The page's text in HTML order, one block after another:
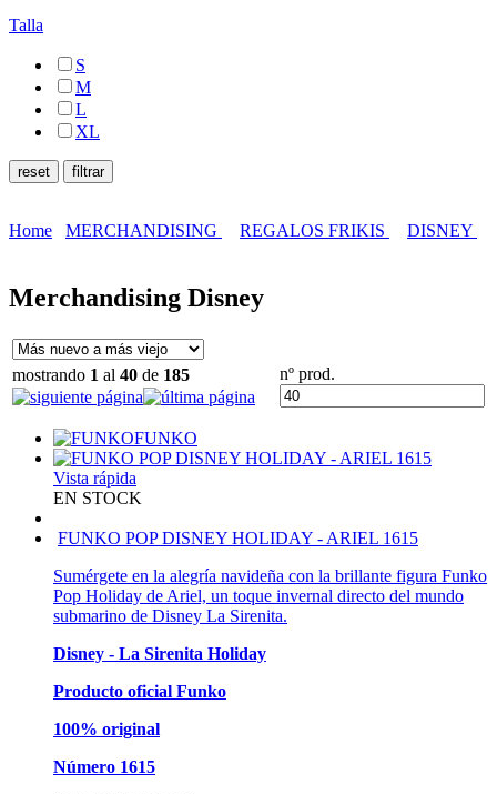
Talla
S
M
L
XL
Home MERCHANDISING REGALOS FRIKIS DISNEY
Merchandising Disney
mostrando 1 al 40 de 185 nº prod.
FUNKO
Vista rápida
EN STOCK
FUNKO POP DISNEY HOLIDAY - ARIEL 1615
Sumérgete en la alegría navideña con la brillante figura Funko
Pop Holiday de Ariel, un toque invernal directo del mundo
submarino de Disney La Sirenita.
Disney - La Sirenita Holiday
Producto oficial Funko
100% original
Número 1615